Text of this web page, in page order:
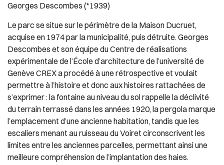
Georges Descombes (*1939)
Le parc se situe sur le périmètre de la Maison Ducruet,
acquise en 1974 par la municipalité, puis détruite. Georges
Descombes et son équipe du Centre de réalisations
expérimentale de l’École d’architecture de l’université de
Genève CREX a procédé à une rétrospective et voulait
permettre à l’histoire et donc aux histoires rattachées de
s’exprimer : la fontaine au niveau du sol rappelle la déclivité
du terrain terrassé dans les années 1920, la pergola marque
l’emplacement d’une ancienne habitation, tandis que les
escaliers menant au ruisseau du Voiret circonscrivent les
limites entre les anciennes parcelles, permettant ainsi une
meilleure compréhension de l’implantation des haies.